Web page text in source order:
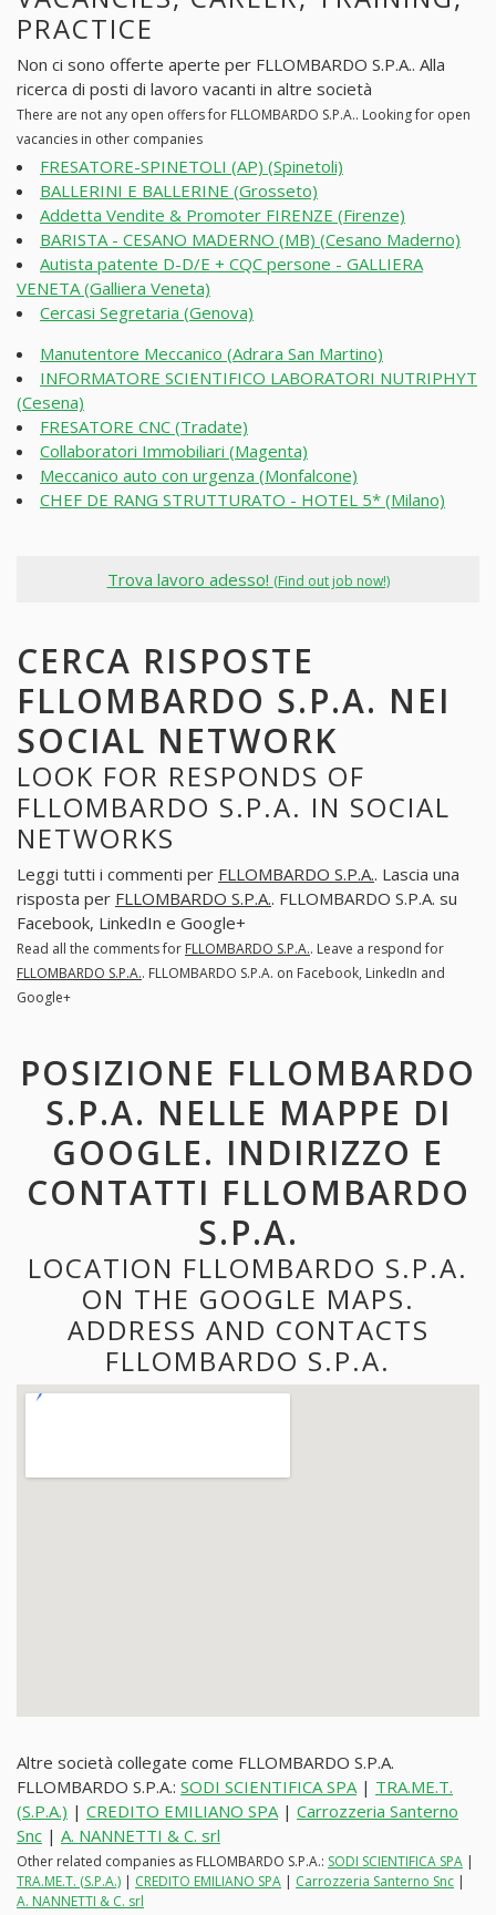
PRACTICE
Non ci sono offerte aperte per FLLOMBARDO S.P.A.. Alla
ricerca di posti di lavoro vacanti in altre società
There are not any open offers for FLLOMBARDO S.P.A.. Looking for open
vacancies in other companies
FRESATORE-SPINETOLI (AP) (Spinetoli)
BALLERINI E BALLERINE (Grosseto)
Addetta Vendite & Promoter FIRENZE (Firenze)
BARISTA - CESANO MADERNO (MB) (Cesano Maderno)
Autista patente D-D/E + CQC persone - GALLIERA
VENETA (Galliera Veneta)
Cercasi Segretaria (Genova)
Manutentore Meccanico (Adrara San Martino)
INFORMATORE SCIENTIFICO LABORATORI NUTRIPHYT
(Cesena)
FRESATORE CNC (Tradate)
Collaboratori Immobiliari (Magenta)
Meccanico auto con urgenza (Monfalcone)
CHEF DE RANG STRUTTURATO - HOTEL 5* (Milano)
Trova lavoro adesso! (Find out job now!)
CERCA RISPOSTE
FLLOMBARDO S.P.A. NEI
SOCIAL NETWORK
LOOK FOR RESPONDS OF
FLLOMBARDO S.P.A. IN SOCIAL
NETWORKS
Leggi tutti i commenti per FLLOMBARDO S.P.A.. Lascia una
risposta per FLLOMBARDO S.P.A.. FLLOMBARDO S.P.A. su
Facebook, LinkedIn e Google+
Read all the comments for FLLOMBARDO S.P.A.. Leave a respond for
FLLOMBARDO S.P.A.. FLLOMBARDO S.P.A. on Facebook, LinkedIn and
Google+
POSIZIONE FLLOMBARDO
S.P.A. NELLE MAPPE DI
GOOGLE. INDIRIZZO E
CONTATTI FLLOMBARDO
S.P.A.
LOCATION FLLOMBARDO S.P.A.
ON THE GOOGLE MAPS.
ADDRESS AND CONTACTS
FLLOMBARDO S.P.A.
Altre società collegate come FLLOMBARDO S.P.A.
FLLOMBARDO S.P.A.: SODI SCIENTIFICA SPA| TRA.ME.T.
(S.P.A.) | CREDITO EMILIANO SPA| Carrozzeria Santerno
Snc | A. NANNETTI & C. srl
Other related companies as FLLOMBARDO S.P.A.: SODI SCIENTIFICA SPA |
TRA.ME.T. (S.P.A.) | CREDITO EMILIANO SPA | Carrozzeria Santerno Snc |
A. NANNETTI & C. srl